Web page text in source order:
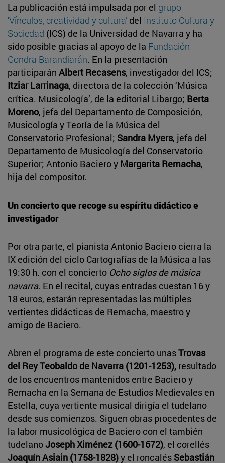
La publicación está impulsada por el grupo
‘Vínculos, creatividad y cultura’ del Instituto Cultura y
Sociedad (ICS) de la Universidad de Navarra y ha
sido posible gracias al apoyo de la Fundación
Gondra Barandiarán. En la presentación
participarán Albert Recasens, investigador del ICS;
Itziar Larrinaga, directora de la colección ‘Música
crítica. Musicología’, de la editorial Libargo; Berta
Moreno, jefa del Departamento de Composición,
Musicología y Teoría de la Música del
Conservatorio Profesional; Sandra Myers, jefa del
Departamento de Musicología del Conservatorio
Superior; Antonio Baciero y Margarita Remacha,
hija del compositor.
Un concierto que recoge su espíritu didáctico e
investigador
Por otra parte, el pianista Antonio Baciero cierra la
IX edición del ciclo Cartografías de la Música a las
19:30 h. con el concierto Ocho siglos de música
navarra. En el recital, cuyas entradas cuestan 16 y
18 euros, estarán representadas las múltiples
vertientes didácticas de Remacha, maestro y
amigo de Baciero.
Abren el programa de este concierto unasTrovas
del Rey Teobaldo de Navarra (1201-1253), resultado
de los encuentros mantenidos entre Baciero y
Remacha en la Semana de Estudios Medievales en
Estella, cuya vertiente musical dirigía el tudelano
desde sus comienzos. Siguen obras procedentes de
la labor musicológica de Baciero con el también
tudelanoJoseph Ximénez (1600-1672), el corellés
Joaquín Asiain (1758-1828)y el roncalés Sebastián